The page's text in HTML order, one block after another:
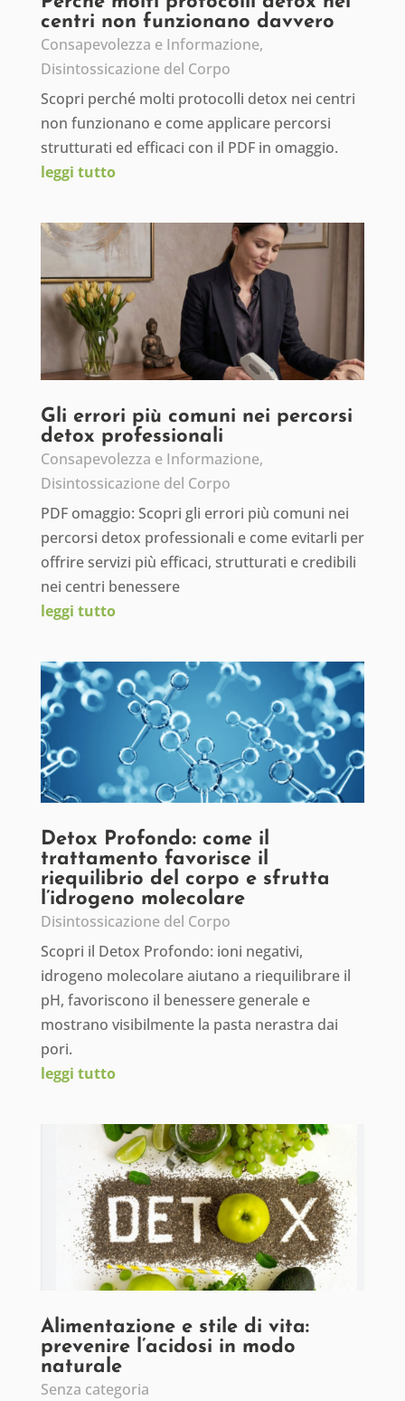
centri non funzionano davvero
Consapevolezza e Informazione,
Disintossicazione del Corpo
Scopri perché molti protocolli detox nei centri
non funzionano e come applicare percorsi
strutturati ed efficaci con il PDF in omaggio.
leggi tutto
Gli errori più comuni nei percorsi
detox professionali
Consapevolezza e Informazione,
Disintossicazione del Corpo
PDF omaggio: Scopri gli errori più comuni nei
percorsi detox professionali e come evitarli per
offrire servizi più efficaci, strutturati e credibili
nei centri benessere
leggi tutto
Detox Profondo: come il
trattamento favorisce il
riequilibrio del corpo e sfrutta
l’idrogeno molecolare
Disintossicazione del Corpo
Scopri il Detox Profondo: ioni negativi,
idrogeno molecolare aiutano a riequilibrare il
pH, favoriscono il benessere generale e
mostrano visibilmente la pasta nerastra dai
pori.
leggi tutto
Alimentazione e stile di vita:
prevenire l’acidosi in modo
naturale
Senza categoria